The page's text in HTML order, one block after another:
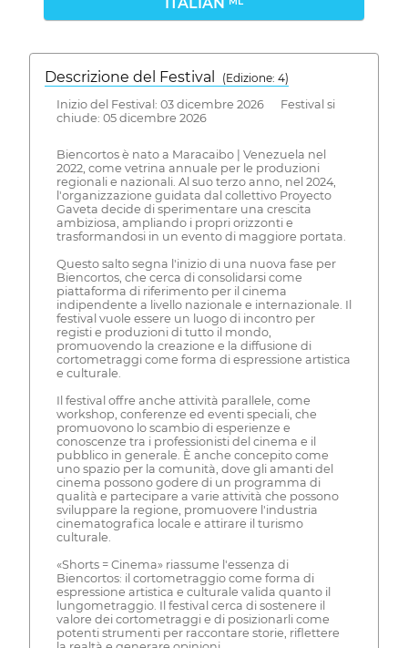
Descrizione del Festival
( Edizione: 4)
Inizio del Festival: 03 dicembre 2026 Festival si
chiude: 05 dicembre 2026
Biencortos è nato a Maracaibo | Venezuela nel
2022, come vetrina annuale per le produzioni
regionali e nazionali. Al suo terzo anno, nel 2024,
l'organizzazione guidata dal collettivo Proyecto
Gaveta decide di sperimentare una crescita
ambiziosa, ampliando i propri orizzonti e
trasformandosi in un evento di maggiore portata.
Questo salto segna l'inizio di una nuova fase per
Biencortos, che cerca di consolidarsi come
piattaforma di riferimento per il cinema
indipendente a livello nazionale e internazionale. Il
festival vuole essere un luogo di incontro per
registi e produzioni di tutto il mondo,
promuovendo la creazione e la diffusione di
cortometraggi come forma di espressione artistica
e culturale.
Il festival offre anche attività parallele, come
workshop, conferenze ed eventi speciali, che
promuovono lo scambio di esperienze e
conoscenze tra i professionisti del cinema e il
pubblico in generale. È anche concepito come
uno spazio per la comunità, dove gli amanti del
cinema possono godere di un programma di
qualità e partecipare a varie attività che possono
sviluppare la regione, promuovere l'industria
cinematografica locale e attirare il turismo
culturale.
«Shorts = Cinema» riassume l'essenza di
Biencortos: il cortometraggio come forma di
espressione artistica e culturale valida quanto il
lungometraggio. Il festival cerca di sostenere il
valore dei cortometraggi e di posizionarli come
potenti strumenti per raccontare storie, riflettere